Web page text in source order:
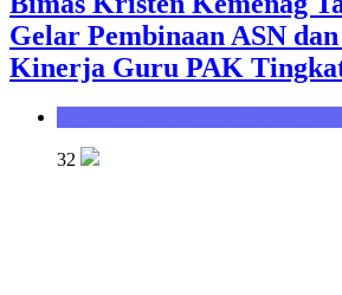
Gelar Pembinaan ASN
Kinerja Guru PAK
32